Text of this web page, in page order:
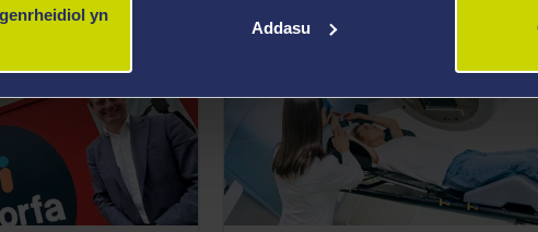
yn
Addasu